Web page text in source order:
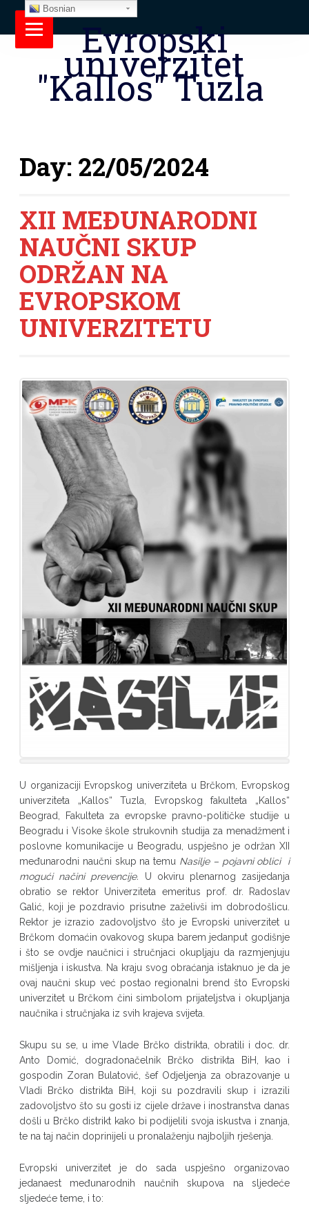
Evropski
univerzitet
"Kallos" Tuzla
Day: 22/05/2024
XII MEĐUNARODNI
NAUČNI SKUP
ODRŽAN NA
EVROPSKOM
UNIVERZITETU
U organizaciji Evropskog univerziteta u Brčkom, Evropskog
univerziteta „Kallos“ Tuzla, Evropskog fakulteta „Kallos“
Beograd, Fakulteta za evropske pravno-političke studije u
Beogradu i Visoke škole strukovnih studija za menadžment i
poslovne komunikacije u Beogradu, uspješno je održan XII
međunarodni naučni skup na temu Nasilje – pojavni oblici i
mogući načini prevencije. U okviru plenarnog zasijedanja
obratio se rektor Univerziteta emeritus prof. dr. Radoslav
Galić, koji je pozdravio prisutne zaželivši im dobrodošlicu.
Rektor je izrazio zadovoljstvo što je Evropski univerzitet u
Brčkom domaćin ovakovog skupa barem jedanput godišnje
i što se ovdje naučnici i stručnjaci okupljaju da razmjenjuju
mišljenja i iskustva. Na kraju svog obraćanja istaknuo je da je
ovaj naučni skup već postao regionalni brend što Evropski
univerzitet u Brčkom čini simbolom prijateljstva i okupljanja
naučnika i stručnjaka iz svih krajeva svijeta.
Skupu su se, u ime Vlade Brčko distrikta, obratili i doc. dr.
Anto Domić, dogradonačelnik Brčko distrikta BiH, kao i
gospodin Zoran Bulatović, šef Odjeljenja za obrazovanje u
Vladi Brčko distrikta BiH, koji su pozdravili skup i izrazili
zadovoljstvo što su gosti iz cijele države i inostranstva danas
došli u Brčko distrikt kako bi podijelili svoja iskustva i znanja,
te na taj način doprinijeli u pronalaženju najboljih rješenja.
Evropski univerzitet je do sada uspješno organizovao
jedanaest međunarodnih naučnih skupova na sljedeće
sljedeće teme, i to:
Bosnian